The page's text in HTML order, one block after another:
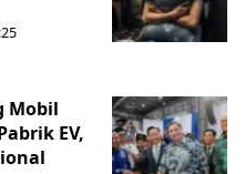
Mobil
EV,